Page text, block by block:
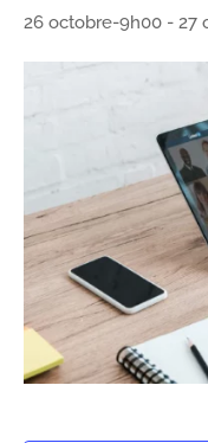
26 octobre-9h00 - 27